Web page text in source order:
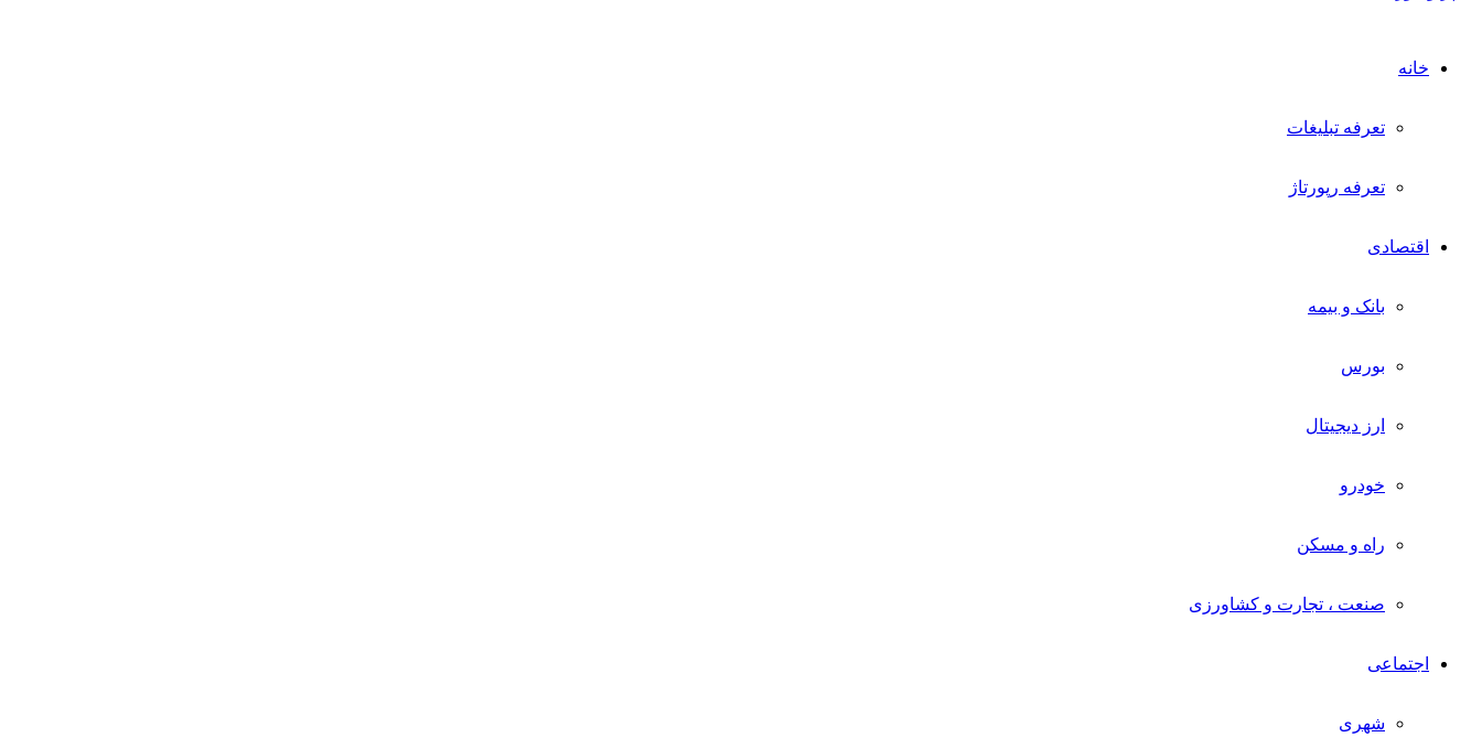
خانه
تعرفه تبلیغات
تعرفه رپورتاژ
اقتصادی
بانک و بیمه
بورس
ارز دیجیتال
خودرو
راه و مسکن
صنعت ، تجارت و کشاورزی
اجتماعی
شهری